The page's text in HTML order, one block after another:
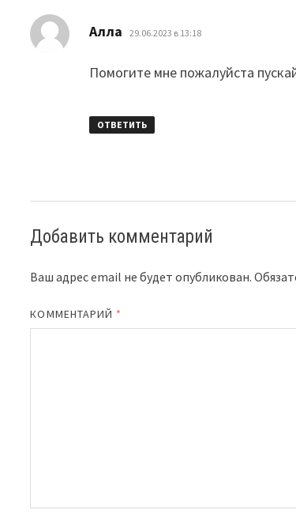
Алла 29.06.2023 в 13:18
Помогите мне пожалуйста
ОТВЕТИТЬ
Добавить комментарий
Ваш адрес email не будет опубликован.
КОММЕНТАРИЙ *